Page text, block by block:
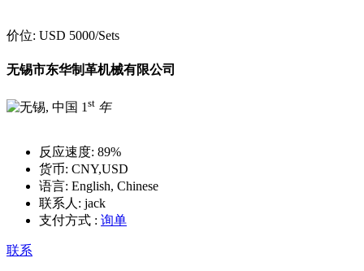
价位: USD 5000/Sets
无锡市东华制革机械有限公司
1 st 年
反应速度: 89%
货币: CNY,USD
语言: English, Chinese
联系人: jack
支付方式 : 询单
联系